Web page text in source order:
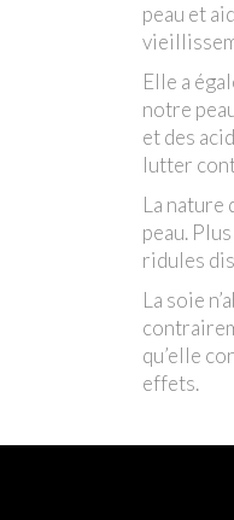
peau et
Elle a
notre
et des
lutter
La nature
peau.
ridules
La soie
qu’elle
effets.